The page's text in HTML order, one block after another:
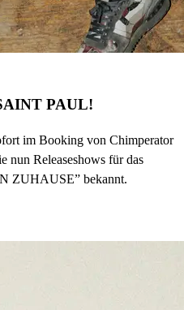
PAUL!
im Booking von Chimperator
nun Releaseshows für das
ZUHAUSE” bekannt.